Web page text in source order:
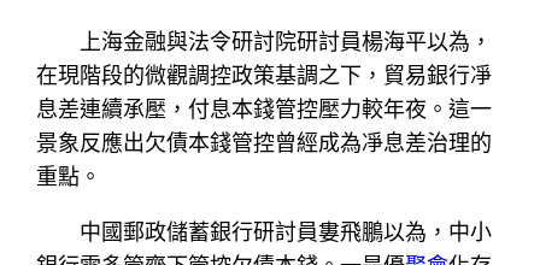
上海金融與法令研討院研討員楊海平以為，
在現階段的微觀調控政策基調之下，貿易銀行凈
息差連續承壓，付息本錢管控壓力較年夜。這一
景象反應出欠債本錢管控曾經成為凈息差治理的
重點。
中國郵政儲蓄銀行研討員婁飛鵬以為，中小